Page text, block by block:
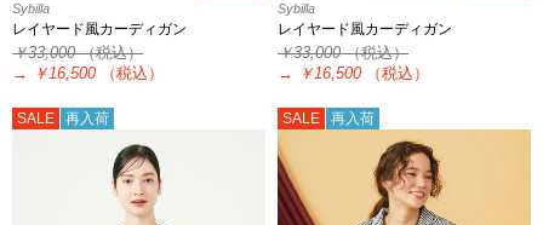
Sybilla
レイヤード風カーディガン
￥33,000（税込）
→
￥16,500 （税込）
Sybilla
レイヤード風カーディガン
￥33,000（税込）
→
￥16,500 （税込）
SALE 再入荷 SALE 再入荷